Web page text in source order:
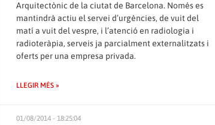
Arquitectònic de la ciutat de Barcelona. Només es
mantindrà actiu el servei d’urgències, de vuit del
matí a vuit del vespre, i l’atenció en radiologia i
radioteràpia, serveis ja parcialment externalitzats i
oferts per una empresa privada.
LLEGIR MÉS »
01/08/2014 - 18:25:04